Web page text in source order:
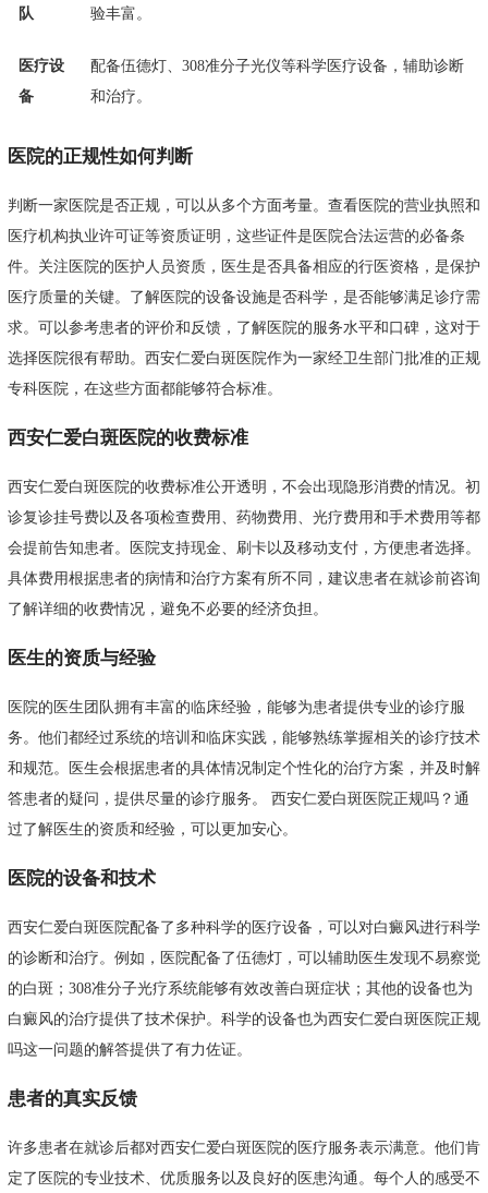
队
验丰富。
医疗设
备
配备伍德灯、308准分子光仪等科学医疗设备，辅助诊断
和治疗。
医院的正规性如何判断
判断一家医院是否正规，可以从多个方面考量。查看医院的营业执照和
医疗机构执业许可证等资质证明，这些证件是医院合法运营的必备条
件。关注医院的医护人员资质，医生是否具备相应的行医资格，是保护
医疗质量的关键。了解医院的设备设施是否科学，是否能够满足诊疗需
求。可以参考患者的评价和反馈，了解医院的服务水平和口碑，这对于
选择医院很有帮助。西安仁爱白斑医院作为一家经卫生部门批准的正规
专科医院，在这些方面都能够符合标准。
西安仁爱白斑医院的收费标准
西安仁爱白斑医院的收费标准公开透明，不会出现隐形消费的情况。初
诊复诊挂号费以及各项检查费用、药物费用、光疗费用和手术费用等都
会提前告知患者。医院支持现金、刷卡以及移动支付，方便患者选择。
具体费用根据患者的病情和治疗方案有所不同，建议患者在就诊前咨询
了解详细的收费情况，避免不必要的经济负担。
医生的资质与经验
医院的医生团队拥有丰富的临床经验，能够为患者提供专业的诊疗服
务。他们都经过系统的培训和临床实践，能够熟练掌握相关的诊疗技术
和规范。医生会根据患者的具体情况制定个性化的治疗方案，并及时解
答患者的疑问，提供尽量的诊疗服务。 西安仁爱白斑医院正规吗？通
过了解医生的资质和经验，可以更加安心。
医院的设备和技术
西安仁爱白斑医院配备了多种科学的医疗设备，可以对白癜风进行科学
的诊断和治疗。例如，医院配备了伍德灯，可以辅助医生发现不易察觉
的白斑；308准分子光疗系统能够有效改善白斑症状；其他的设备也为
白癜风的治疗提供了技术保护。科学的设备也为西安仁爱白斑医院正规
吗这一问题的解答提供了有力佐证。
患者的真实反馈
许多患者在就诊后都对西安仁爱白斑医院的医疗服务表示满意。他们肯
定了医院的专业技术、优质服务以及良好的医患沟通。每个人的感受不